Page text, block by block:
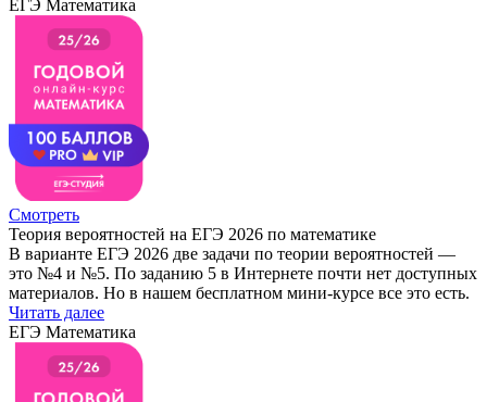
ЕГЭ Математика
Смотреть
Теория вероятностей на ЕГЭ 2026 по математике
В варианте ЕГЭ 2026 две задачи по теории вероятностей —
это №4 и №5. По заданию 5 в Интернете почти нет доступных
материалов. Но в нашем бесплатном мини-курсе все это есть.
Читать далее
ЕГЭ Математика